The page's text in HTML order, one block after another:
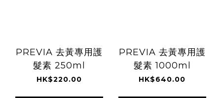
PREVIA 去黃專用護
髮素 250ml
HK$220.00
PREVIA 去黃專用護
髮素 1000ml
HK$640.00